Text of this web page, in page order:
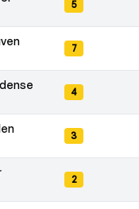
5
7
4
3
2